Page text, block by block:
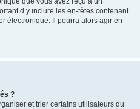
d’y inclure les en-têtes contenant
électronique. Il pourra alors agir en
?
et trier certains utilisateurs du